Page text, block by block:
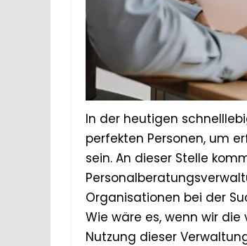
In der heutigen
perfekten Personen, um
sein. An dieser Stelle
Organisationen bei der
Wie wäre es, wenn wir
Nutzung dieser